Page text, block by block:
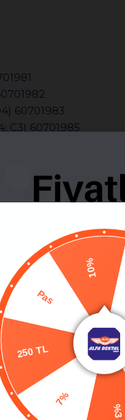
60701983
C3) 60701985
10%
%3
7%
250 TL
Pas